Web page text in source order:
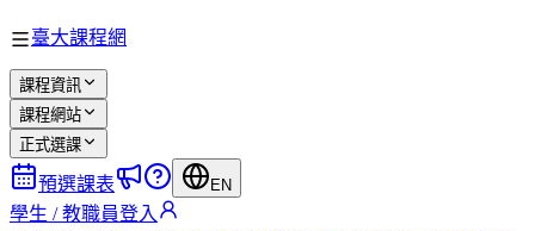
臺大課程網
課程資訊
課程網站
正式選課
預選課表 EN
學生 / 教職員登入